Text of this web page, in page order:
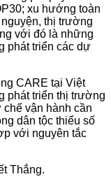
xu hướng toàn
thị trường
với đó là những
phát triển các dự
CARE tại Việt
phát triển thị trường
vận hành cần
dân tộc thiểu số
với nguyên tắc